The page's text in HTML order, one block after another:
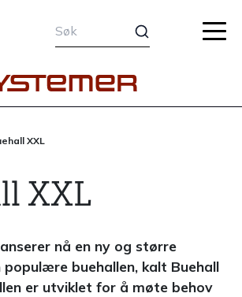
XXL
XXL
nå en ny og større
buehallen, kalt Buehall
er utviklet for å møte behov